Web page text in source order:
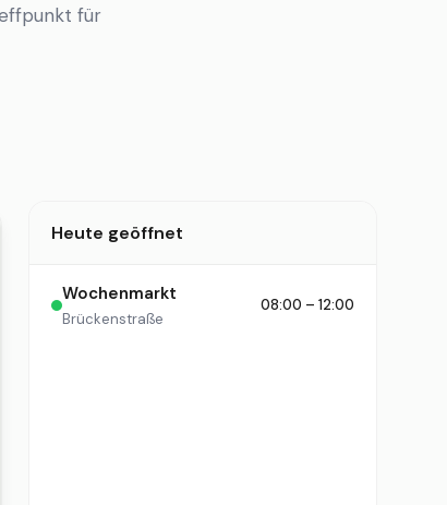
für
Heute geöffnet
Wochenmarkt
Brückenstraße
08:00 – 12:00